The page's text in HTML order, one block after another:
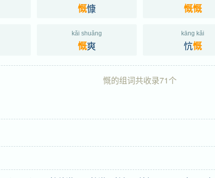
慨慷 慨慨
kǎi shuǎng
慨爽
kāng kǎi
忼慨
慨的组词共收录71个